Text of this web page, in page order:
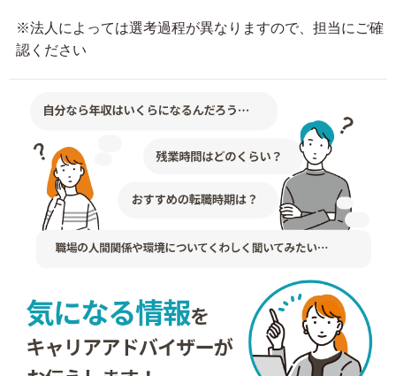
※法人によっては選考過程が異なりますので、担当にご確
認ください